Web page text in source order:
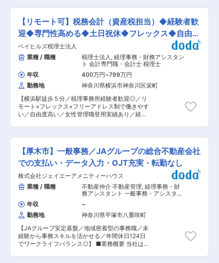
必須となりますが、ライティングある程度書けれ
ば問題なく、スピーキングについては入社時点で
は求めていませんのでご安心ください。（普段は
メールや Teamsでのチャットでのやり取りが主で
す） ■配属部門： マネージャ、メンバー3名の4
名で経理業務を行っております。 ■電磁弁とは：
温度調節器や圧力開閉器を組み合わせて使用し、
冷媒の流入・阻止を自動的に行う制御弁です。信
号を受けて電磁コイルの電磁力を用いて 自動的に
弁の開閉を行う構造になっています。 変更の範
囲：会社の定める業務
し、徐々に業務の幅を広げて頂きます。 ・資金繰
り表作成、資金調達、在庫評価、金融機関との折
衝、経営資料の作成 ・月次／年次の決算、会計事
務所との連携、試算表の作成、予算管理業務(予算
差異分析)、税務処理・税務調査対応 ■就業環
境： 働きやすい会社にして行く為の改善や取り組
みに積極的に取り組んでいます。 ・勤務地：池尻
大橋駅から徒歩10秒程度(渋谷から1駅) ・就業時
間：時差出勤制度がある為、プライベートに合わ
せた就業も可能。残業も少なく、18時に終礼を実
施しメリハリをつけた働き方が可能。（原則毎日
19時半に必ず退社する方針になっています） ・部
署の平均残業時間：5h/月程度※繁閑によって変動
はございます ・転勤：なし ・有給：試用期間終
了時に付与され、1時間からの取得が可能です。
年間の平均有給取得日数は7日間です。 ■当社の
りやすい状況です。 60年以上の歴史があり、顧
客には大手家電メーカーのグループ会社が多く、
安定した導入実績があります。 直近も業績が好調
のため、人員増加をしている状況です。 常に新し
い事を考え、時代にあったお客様に必要とされる
ビジネスを展開しています。 変更の範囲：会社の
【リモート可】税務会計（資産税担当）◆経験者歓
迎◆専門性高める◆土日祝休◆フレックス◆自由度
高い社風
ベイヒルズ税理士法人
業種 / 職種
税理士法人 , 経理事務・財務アシスタン
ト 会計専門職・会計士 税理士
年収
400万円~799万円
勤務地
神奈川県横浜市神奈川区栄町
【横浜駅徒歩５分／税理事務所経験者歓迎◎／リ
モート×フレックス×フリーアドレス制で働きやす
い／自由度高い／女性管理職登用実績あり／経験
務も多いので、専門家としての経験と能力を身に
着けることができます。 【働き方改善×安定キャ
リア】フレックス×週1在宅可で生活リズムを整え
ながら、専門職として長期的に働ける環境が魅力
です。（午前在宅⇒午後出社なども可能です◎）
■仕事内容： 税務会計（資産税担当）として、以
下の業務をお任せします。 ・相続税申告を中心と
した資産税業務 ・土地等の相続評価業務 ・相続
手続き ・申告書作成 ・相続等セミナー開催 ・法
人巡回監査、決算、申告業務 ・その他税理士補助
業務 ■組織構成： 資産税課は正社員・パート含
めて約20名で構成されております。事務所には各
専門分野のプロフェッショナルが在籍しており、
風通しの良い職場環境が魅力です。 ■社風： 明
るくコミュニケーションが活発な職場です。チャ
ットツールなどもあり、社員同士の会話も多く、
【厚木市】一般事務／JAグループの総合不動産会社
での支払い・データ入力・OJT充実・転勤なし
株式会社ジェイエーアメニティーハウス
業種 / 職種
不動産仲介 不動産管理, 経理事務・財
務アシスタント 一般事務・アシスタン
年収
~
勤務地
神奈川県平塚市八重咲町
【JAグループ安定基盤／地域密着型の事務職／未
経験から事務スキルを活かせる／年間休日124日
でワークライフバランス◎】 ■業務概要 当社は